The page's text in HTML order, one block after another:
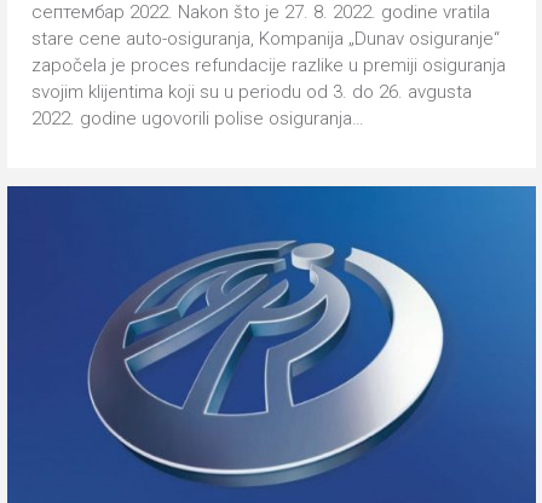
септембар 2022. Nakon što je 27. 8. 2022. godine vratila
stare cene auto-osiguranja, Kompanija „Dunav osiguranje“
započela je proces refundacije razlike u premiji osiguranja
svojim klijentima koji su u periodu od 3. do 26. avgusta
2022. godine ugovorili polise osiguranja…